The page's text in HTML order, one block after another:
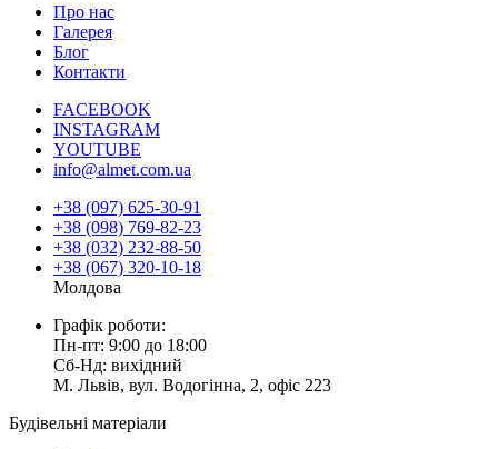
Про нас
Галерея
Блог
Контакти
FACEBOOK
INSTAGRAM
YOUTUBE
info@almet.com.ua
+38 (097) 625-30-91
+38 (098) 769-82-23
+38 (032) 232-88-50
+38 (067) 320-10-18
Молдова
Графік роботи:
Пн-пт: 9:00 до 18:00
Сб-Нд: вихідний
М. Львів, вул. Водогінна, 2, офіс 223
Будівельні матеріали